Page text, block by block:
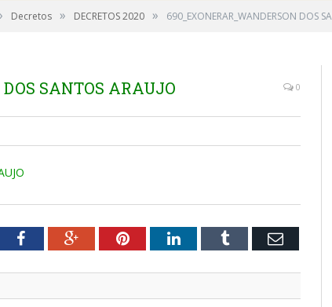
Decretos » DECRETOS 2020 » 690_EXONERAR_WANDERSON DOS
SANTOS ARAUJO 0
FacebookGoogle+PinterestLinkedInTumblr Email